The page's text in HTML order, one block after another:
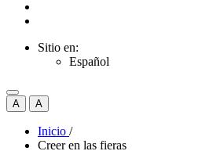
Sitio en:
Español
A A
Inicio /
Creer en las fieras